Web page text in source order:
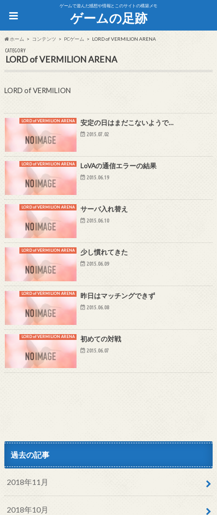
ゲームで遊んだ感想や情報とこのサイトの構築メモ
ゲームの足跡
ホーム コンテンツ PCゲーム LORD of VERMILION ARENA
CATEGORY
LORD of VERMILION ARENA
LORD of VERMILION
LORD of VERMILION ARENA 安定の日はまだこないようで…
2015.07.02
LORD of VERMILION ARENA LoVAの通信エラーの結果
2015.06.19
LORD of VERMILION ARENA サーバ入れ替え
2015.06.10
LORD of VERMILION ARENA 少し慣れてきた
2015.06.09
LORD of VERMILION ARENA 昨日はマッチングできず
2015.06.08
LORD of VERMILION ARENA 初めての対戦
2015.06.07
過去の記事
2018年11月
2018年10月